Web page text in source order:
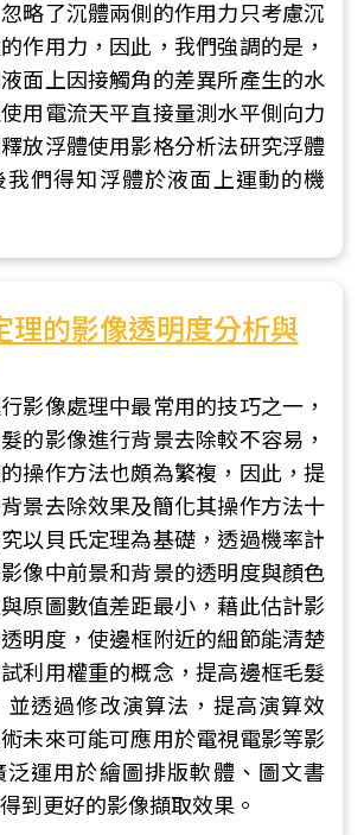
略了沉體兩側的作用力只考慮沉
作用力，因此，我們強調的是，
面上因接觸角的差異所產生的水
用電流天平直接量測水平側向力
放浮體使用影格分析法研究浮體
我們得知浮體於液面上運動的機
理的影像透明度分析與
影像處理中最常用的技巧之一，
的影像進行背景去除較不容易，
操作方法也頗為繁複，因此，提
景去除效果及簡化其操作方法十
以貝氏定理為基礎，透過機率計
像中前景和背景的透明度與顏色
原圖數值差距最小，藉此估計影
明度，使邊框附近的細節能清楚
利用權重的概念，提高邊框毛髮
並透過修改演算法，提高演算效
未來可能可應用於電視電影等影
泛運用於繪圖排版軟體、圖文書
到更好的影像擷取效果。